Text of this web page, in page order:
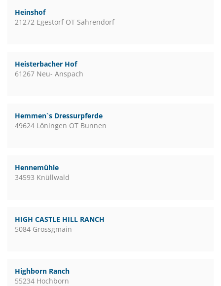
Heinshof
21272 Egestorf OT Sahrendorf
Heisterbacher Hof
61267 Neu- Anspach
Hemmen`s Dressurpferde
49624 Löningen OT Bunnen
Hennemühle
34593 Knüllwald
HIGH CASTLE HILL RANCH
5084 Grossgmain
Highborn Ranch
55234 Hochborn